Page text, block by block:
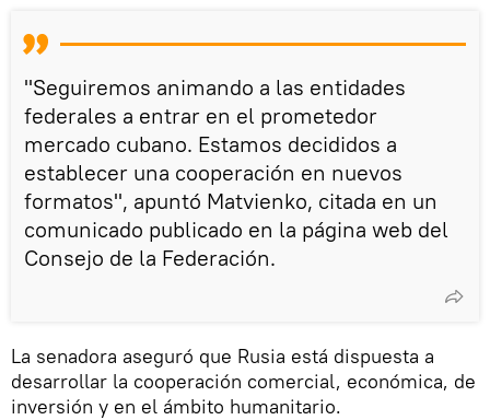
"Seguiremos animando a las entidades
federales a entrar en el prometedor
mercado cubano. Estamos decididos a
establecer una cooperación en nuevos
formatos", apuntó Matvienko, citada en un
comunicado publicado en la página web del
Consejo de la Federación.
La senadora aseguró que Rusia está dispuesta a
desarrollar la cooperación comercial, económica, de
inversión y en el ámbito humanitario.